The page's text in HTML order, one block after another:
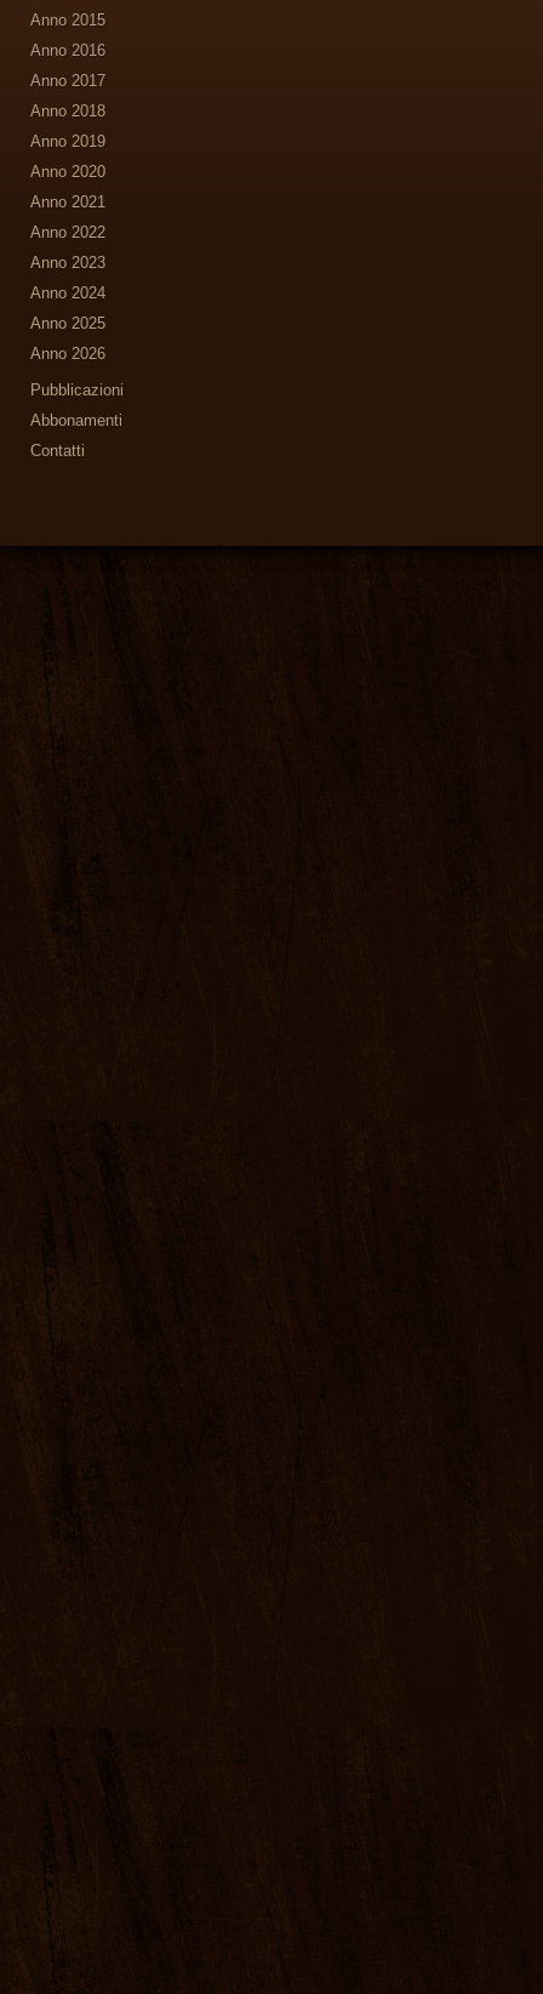
Anno 2015
Anno 2016
Anno 2017
Anno 2018
Anno 2019
Anno 2020
Anno 2021
Anno 2022
Anno 2023
Anno 2024
Anno 2025
Anno 2026
Pubblicazioni
Abbonamenti
Contatti